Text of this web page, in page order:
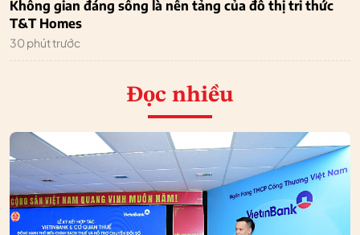
Không gian đáng sống là nền tảng của đô thị tri thức
T&T Homes
30 phút trước
Đọc nhiều